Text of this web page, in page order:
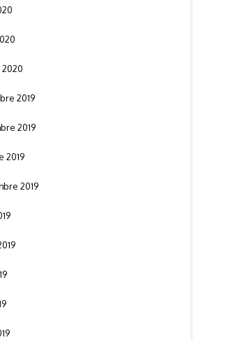
2019
2019
2019
2019